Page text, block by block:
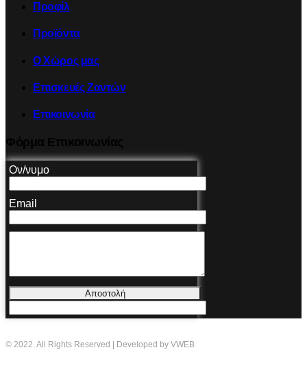
Προφίλ
Προϊόντα
Ο Χώρος μας
Επισκευές Ζαντών
Επικοινωνία
Ον/νυμο
Email
Αποστολή
© 2022. All Rights Reserved | Developed by VWEB